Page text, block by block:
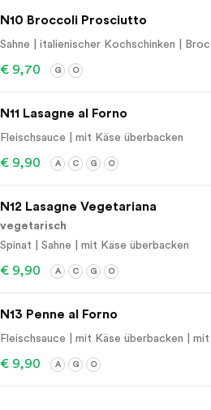
N10 Broccoli Prosciutto
Sahne | italienischer Kochschinken |
€ 9,70 G O
N11 Lasagne al Forno
Fleischsauce | mit Käse überbacken
€ 9,90 A C G O
N12 Lasagne Vegetariana
vegetarisch
Spinat | Sahne | mit Käse überbacken
€ 9,90 A C G O
N13 Penne al Forno
Fleischsauce | mit Käse überbacken | mit
€ 9,90 A G O